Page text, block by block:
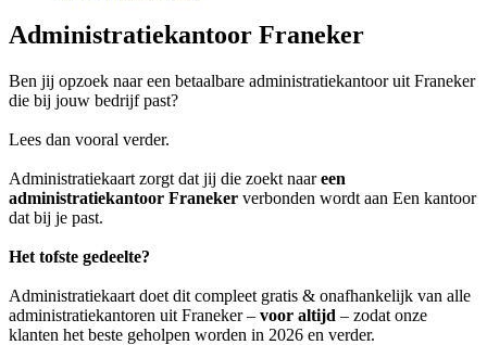
Administratiekantoor Franeker
Ben jij opzoek naar een betaalbare administratiekantoor uit Franeker
die bij jouw bedrijf past?
Lees dan vooral verder.
Administratiekaart zorgt dat jij die zoekt naareen
administratiekantoor Franeker verbonden wordt aan Een kantoor
dat bij je past.
Het tofste gedeelte?
Administratiekaart doet dit compleet gratis & onafhankelijk van alle
administratiekantoren uit Franeker – voor altijd – zodat onze
klanten het beste geholpen worden in 2026 en verder.